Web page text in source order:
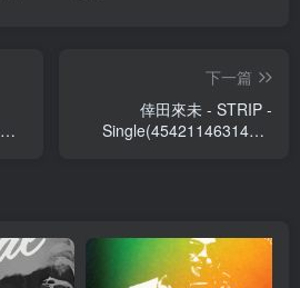
下一篇
倖田來未 - STRIP -
Single(4542114631429)